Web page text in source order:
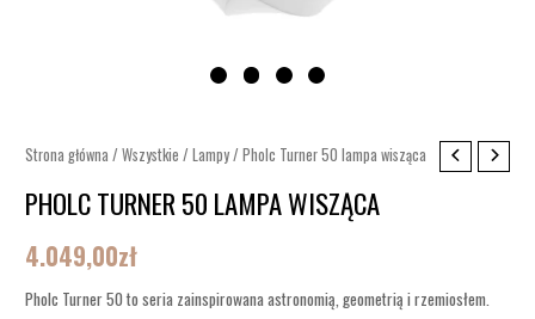
Strona główna /Wszystkie /Lampy/ Pholc Turner 50 lampa wisząca
PHOLC TURNER 50 LAMPA WISZĄCA
4.049,00zł
Pholc Turner 50 to seria zainspirowana astronomią, geometrią i rzemiosłem.
ilość
Turner
50
lampa
wisząca